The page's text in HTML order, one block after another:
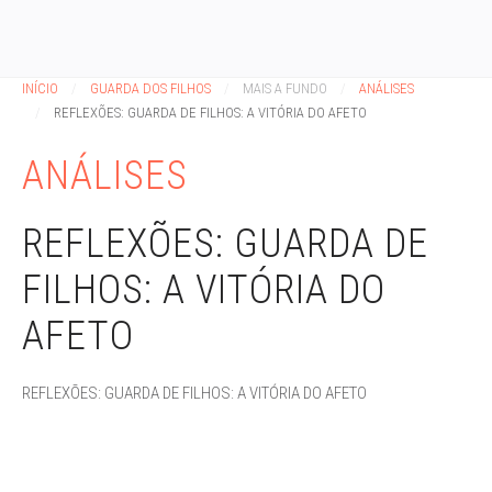
INÍCIO GUARDA DOS FILHOS MAIS A FUNDO
ANÁLISES
REFLEXÕES: GUARDA DE FILHOS: A VITÓRIA DO AFETO
ANÁLISES
REFLEXÕES: GUARDA DE
FILHOS: A VITÓRIA DO
AFETO
REFLEXÕES: GUARDA DE FILHOS: A VITÓRIA DO AFETO